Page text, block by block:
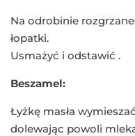
Na odrobinie
łopatki.
Usmażyć i odstawić .
Beszamel:
Łyżkę masła
dolewając powoli